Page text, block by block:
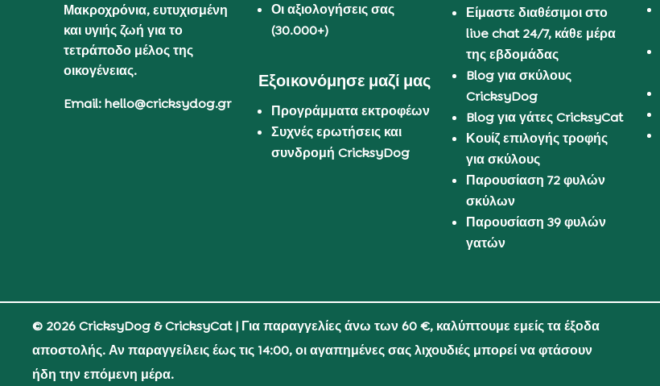
Μακροχρόνια, ευτυχισμένη
και υγιής ζωή για το
τετράποδο μέλος της
οικογένειας.
Email: hello@cricksydog.gr
Οι αξιολογήσεις σας
(30.000+)
Εξοικονόμησε μαζί μας
Προγράμματα εκτροφέων
Συχνές ερωτήσεις και
συνδρομή CricksyDog
Είμαστε διαθέσιμοι στο
live chat 24/7, κάθε μέρα
της εβδομάδας
Blog για σκύλους
CricksyDog
Blog για γάτες CricksyCat
Κουίζ επιλογής τροφής
για σκύλους
Παρουσίαση 72 φυλών
σκύλων
Παρουσίαση 39 φυλών
γατών
© 2026 CricksyDog & CricksyCat| Για παραγγελίες άνω των 60 €, καλύπτουμε εμείς τα έξοδα
αποστολής. Αν παραγγείλεις έως τις 14:00, οι αγαπημένες σας λιχουδιές μπορεί να φτάσουν
ήδη την επόμενη μέρα.